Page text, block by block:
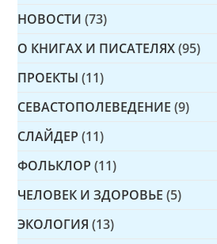
НОВОСТИ (73)
О КНИГАХ И ПИСАТЕЛЯХ (95)
ПРОЕКТЫ (11)
СЕВАСТОПОЛЕВЕДЕНИЕ (9)
СЛАЙДЕР (11)
ФОЛЬКЛОР (11)
ЧЕЛОВЕК И ЗДОРОВЬЕ (5)
ЭКОЛОГИЯ (13)